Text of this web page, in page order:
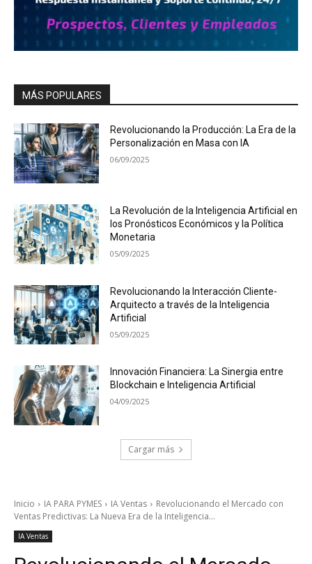
MÁS POPULARES
Revolucionando la Producción: La Era de la
Personalización en Masa con IA
06/09/2025
La Revolución de la Inteligencia Artificial en
los Pronósticos Económicos y la Política
Monetaria
05/09/2025
Revolucionando la Interacción Cliente-
Arquitecto a través de la Inteligencia
Artificial
05/09/2025
Innovación Financiera: La Sinergia entre
Blockchain e Inteligencia Artificial
04/09/2025
Cargar más